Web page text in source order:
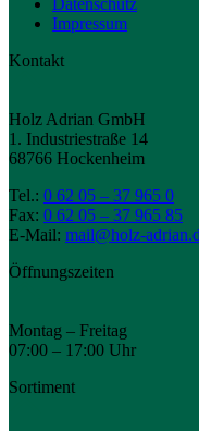
Datenschutz
Impressum
Kontakt
Holz Adrian GmbH
1. Industriestraße 14
68766 Hockenheim
Tel.: 0 62 05 – 37 965 0
Fax: 0 62 05 – 37 965 85
E-Mail: mail@holz-
Öffnungszeiten
Montag – Freitag
07:00 – 17:00 Uhr
Sortiment